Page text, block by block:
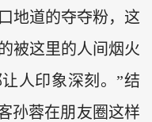
地道的夺夺粉，这
被这里的人间烟火
人印象深刻。”结
孙蓉在朋友圈这样